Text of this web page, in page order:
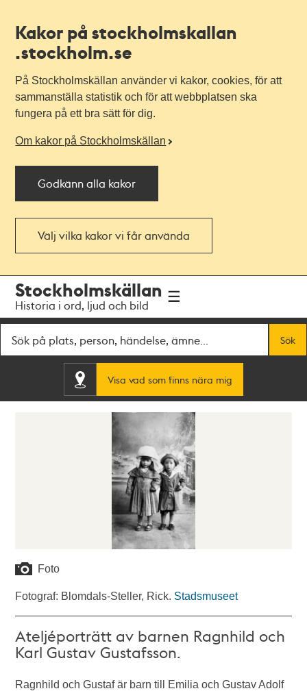
Kakor på stockholmskallan
.stockholm.se
På Stockholmskällan använder vi kakor, cookies, för att
sammanställa statistik och för att webbplatsen ska
fungera på ett bra sätt för dig.
Om kakor på Stockholmskällan
Godkänn alla kakor
Välj vilka kakor vi får använda
navigationen
huvudinnehållet
Stockholmskällan
Historia i ord, ljud och bild
Sök
Visa vad som finns nära mig
Foto
Fotograf: Blomdals-Steller, Rick. Stadsmuseet
Ateljéporträtt av barnen Ragnhild och
Karl Gustav Gustafsson.
Ragnhild och Gustaf är barn till Emilia och Gustav Adolf